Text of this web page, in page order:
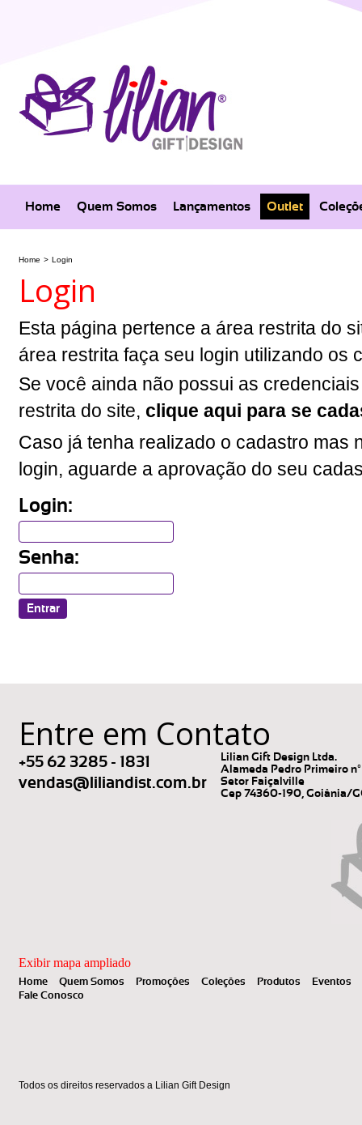
Home Quem Somos Lançamentos Outlet
Home > Login
Login
Esta página pertence a área restrita do
área restrita faça seu login utilizando os
Se você ainda não possui as
restrita do site, clique aqui para se
Caso já tenha realizado o cadastro mas
login, aguarde a aprovação do seu
Login:
Senha:
Entre em Contato
+55 62 3285 - 1831
vendas@liliandist.com.br
Lilian Gift Design Ltda.
Alameda Pedro Primeiro
Setor Faiçalville
Cep 74360-190, Goiânia/
Exibir mapa ampliado
Home Quem Somos Promoções Coleções Produtos
Eventos
Fale Conosco
Todos os direitos reservados a Lilian Gift Design